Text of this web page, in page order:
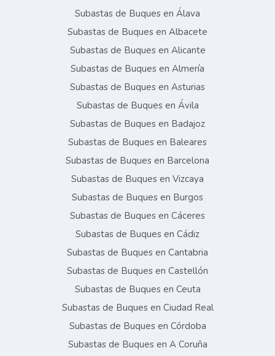
Subastas de Buques en Álava
Subastas de Buques en Albacete
Subastas de Buques en Alicante
Subastas de Buques en Almería
Subastas de Buques en Asturias
Subastas de Buques en Ávila
Subastas de Buques en Badajoz
Subastas de Buques en Baleares
Subastas de Buques en Barcelona
Subastas de Buques en Vizcaya
Subastas de Buques en Burgos
Subastas de Buques en Cáceres
Subastas de Buques en Cádiz
Subastas de Buques en Cantabria
Subastas de Buques en Castellón
Subastas de Buques en Ceuta
Subastas de Buques en Ciudad Real
Subastas de Buques en Córdoba
Subastas de Buques en A Coruña